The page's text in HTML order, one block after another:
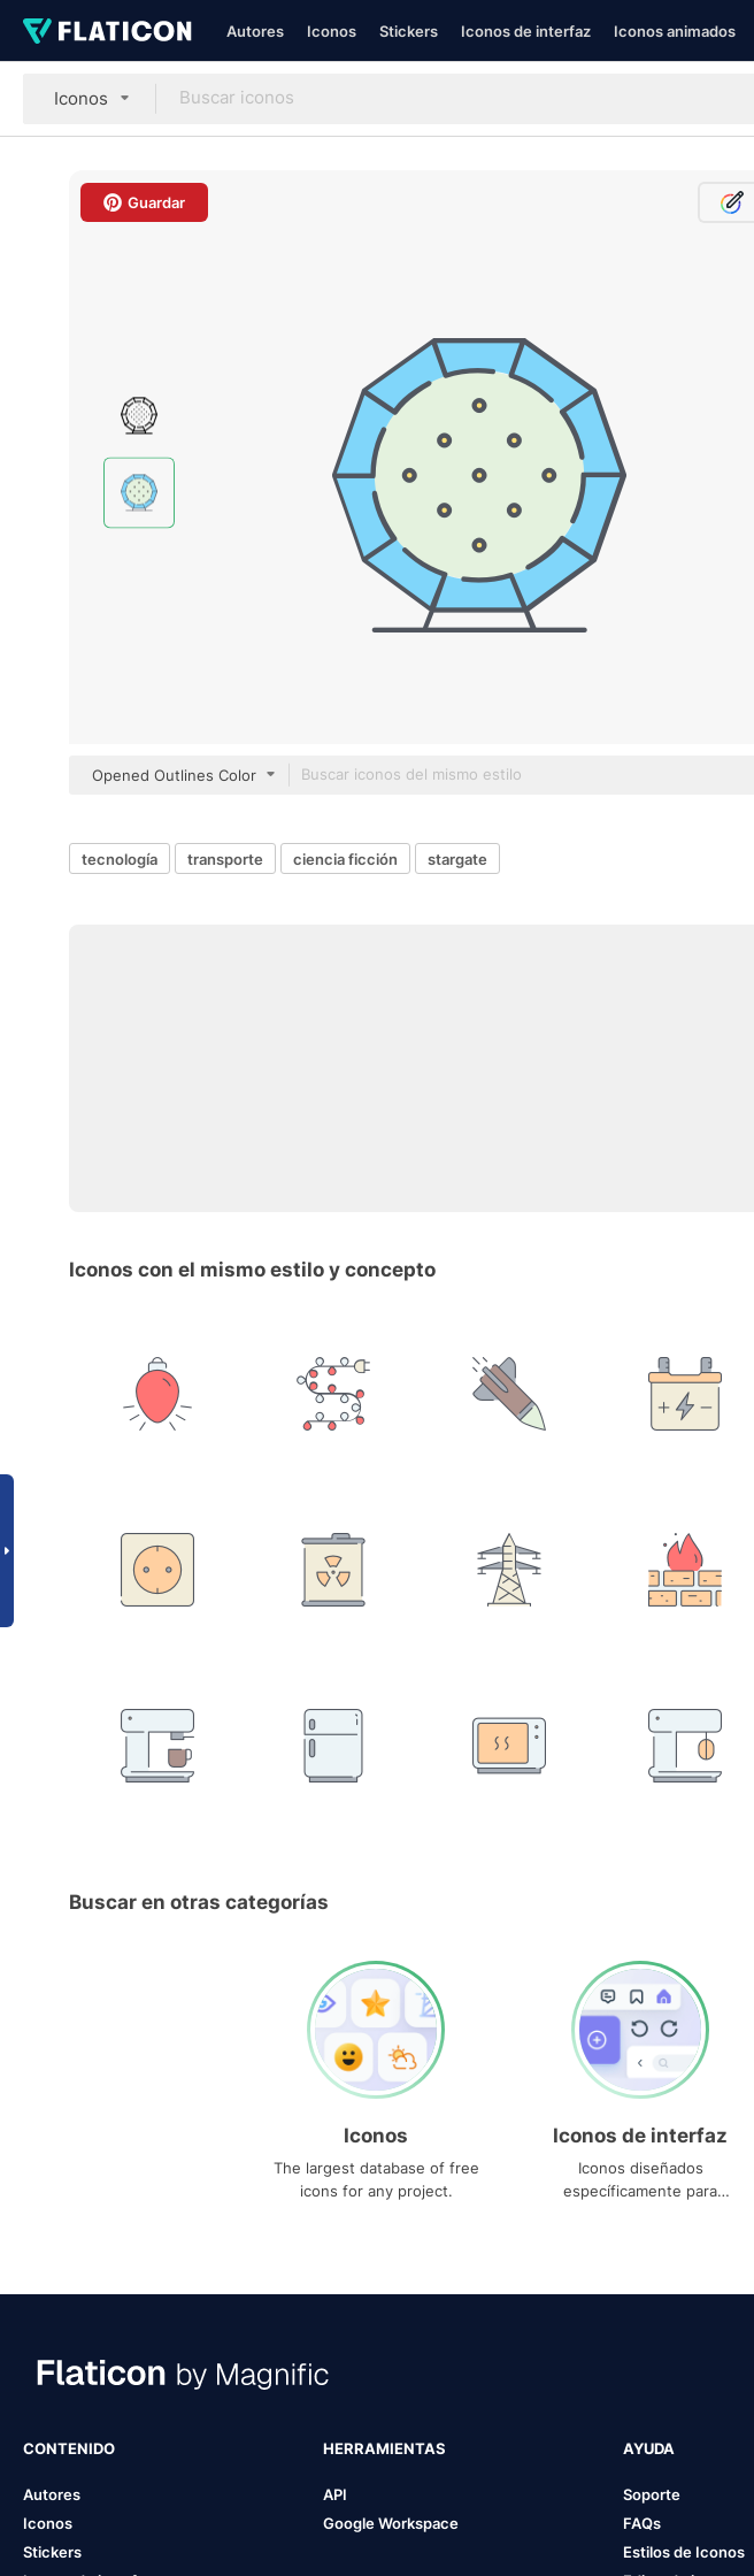
Autores Iconos Stickers Iconos de interfaz Iconos animados
Iconos
Guardar
Opened Outlines Color
tecnología transporte ciencia ficción stargate
Iconos con el mismo estilo y concepto
Buscar en otras categorías
Iconos
The largest database of free
icons for any project.
Iconos de interfaz
Iconos diseñados
específicamente para
CONTENIDO
Autores
Iconos
Stickers
HERRAMIENTAS
API
Google Workspace
AYUDA
Soporte
FAQs
Estilos de Iconos